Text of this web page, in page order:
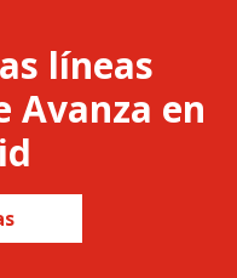
líneas
Avanza en